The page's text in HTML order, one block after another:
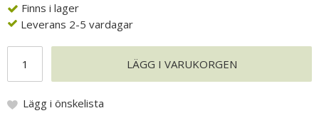
Finns i lager
Leverans 2-5 vardagar
LÄGG I VARUKORGEN
Lägg i önskelista